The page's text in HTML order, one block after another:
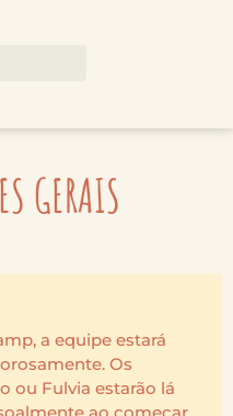
GERAIS
a equipe estará
Os
ou Fulvia estarão lá